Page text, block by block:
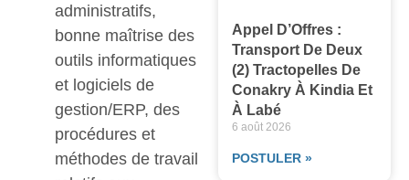
administratifs,
bonne maîtrise des
outils informatiques
et logiciels de
gestion/ERP, des
procédures et
méthodes de travail
Appel D’Offres :
Transport De Deux
(2) Tractopelles De
Conakry À Kindia Et
À Labé
6 août 2026
POSTULER »